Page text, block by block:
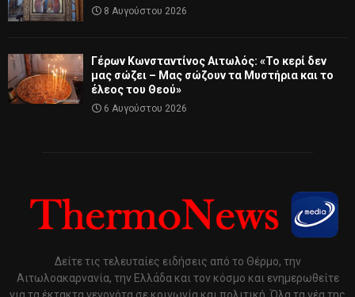
8 Αυγούστου 2026
Γέρων Κωνσταντίνος Αιτωλός: «Το κερί δεν
μας σώζει – Μας σώζουν τα Μυστήρια και το
έλεος του Θεού»
6 Αυγούστου 2026
Δείτε τις τελευταίες ειδήσεις από το Θέρμο, την
Αιτωλοακαρνανία, την Ελλάδα και τον κόσμο και ενημερωθείτε